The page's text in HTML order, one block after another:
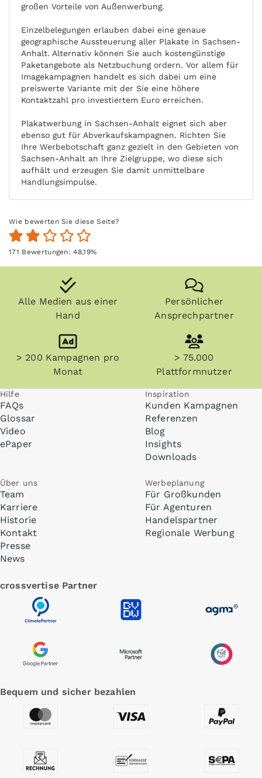
großen Vorteile von Außenwerbung.
Einzelbelegungen erlauben dabei eine genaue
geographische Aussteuerung aller Plakate in Sachsen-
Anhalt. Alternativ können Sie auch kostengünstige
Paketangebote als Netzbuchung ordern. Vor allem für
Imagekampagnen handelt es sich dabei um eine
preiswerte Variante mit der Sie eine höhere
Kontaktzahl pro investiertem Euro erreichen.
Plakatwerbung in Sachsen-Anhalt eignet sich aber
ebenso gut für Abverkaufskampagnen. Richten Sie
Ihre Werbebotschaft ganz gezielt in den Gebieten von
Sachsen-Anhalt an Ihre Zielgruppe, wo diese sich
aufhält und erzeugen Sie damit unmittelbare
Handlungsimpulse.
Wie bewerten Sie diese Seite?
171 Bewertungen:48,19%
Alle Medien aus einer
Hand
Persönlicher
Ansprechpartner
> 200 Kampagnen pro
Monat
> 75.000
Plattformnutzer
Hilfe
FAQs
Glossar
Video
ePaper
Inspiration
Kunden Kampagnen
Referenzen
Blog
Insights
Downloads
Über uns
Team
Karriere
Historie
Kontakt
Presse
News
Werbeplanung
Für Großkunden
Für Agenturen
Handelspartner
Regionale Werbung
crossvertise Partner
Bequem und sicher bezahlen